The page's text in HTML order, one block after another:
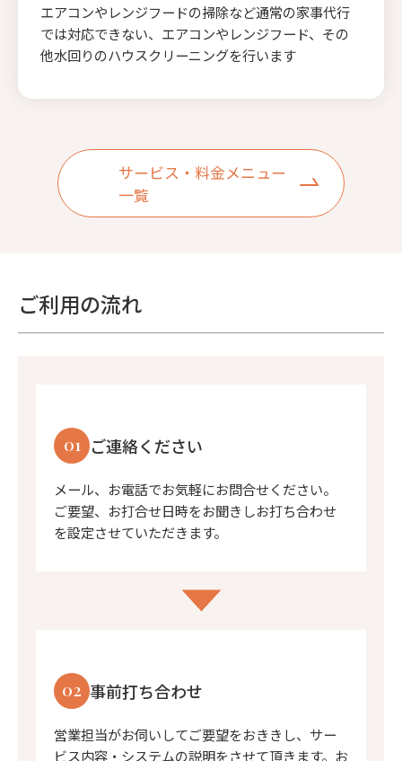
エアコンやレンジフードの掃除など通常の家事代行
では対応できない、エアコンやレンジフード、その
他水回りのハウスクリーニングを行います
サービス・料金メニュー
一覧
ご利用の流れ
01 ご連絡ください
メール、お電話でお気軽にお問合せください。
ご要望、お打合せ日時をお聞きしお打ち合わせ
を設定させていただきます。
02 事前打ち合わせ
営業担当がお伺いしてご要望をおききし、サー
ビス内容・システムの説明をさせて頂きます。お